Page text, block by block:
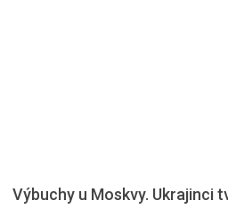
Výbuchy u Moskvy. Ukrajinci